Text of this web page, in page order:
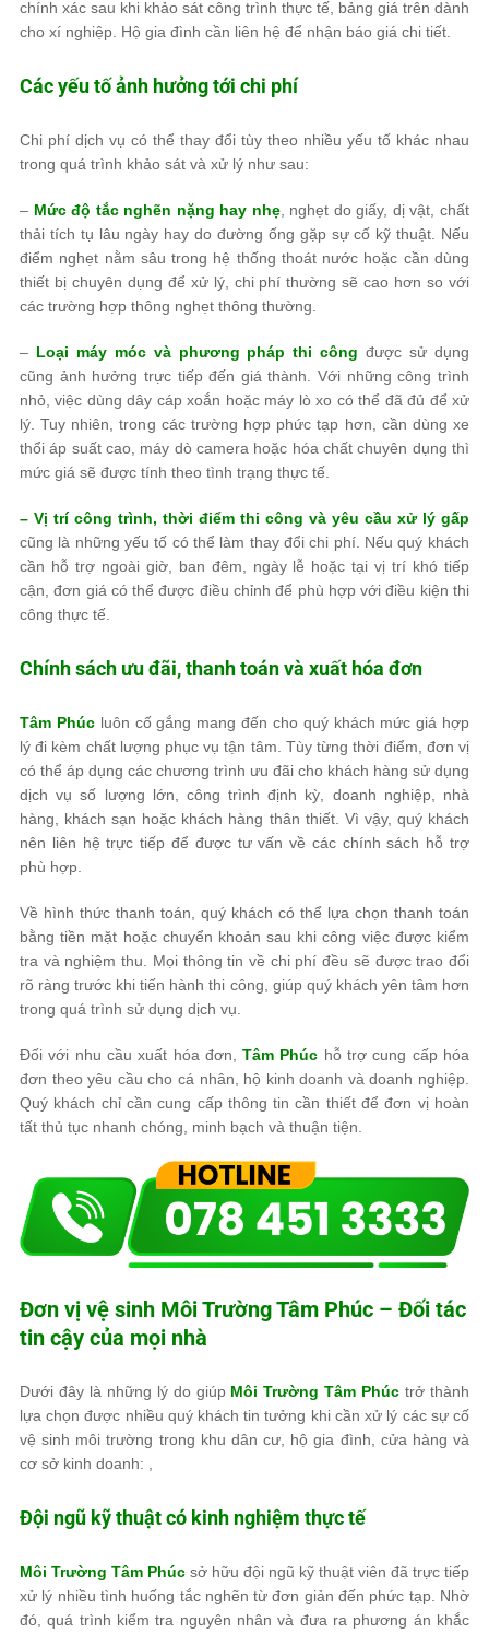
chính xác sau khi khảo sát công trình thực tế, bảng giá trên dành
cho xí nghiệp. Hộ gia đình cần liên hệ để nhận báo giá chi tiết.
Các yếu tố ảnh hưởng tới chi phí
Chi phí dịch vụ có thể thay đổi tùy theo nhiều yếu tố khác nhau
trong quá trình khảo sát và xử lý như sau:
– Mức độ tắc nghẽn nặng hay nhẹ, nghẹt do giấy, dị vật, chất
thải tích tụ lâu ngày hay do đường ống gặp sự cố kỹ thuật. Nếu
điểm nghẹt nằm sâu trong hệ thống thoát nước hoặc cần dùng
thiết bị chuyên dụng để xử lý, chi phí thường sẽ cao hơn so với
các trường hợp thông nghẹt thông thường.
– Loại máy móc và phương pháp thi công được sử dụng
cũng ảnh hưởng trực tiếp đến giá thành. Với những công trình
nhỏ, việc dùng dây cáp xoắn hoặc máy lò xo có thể đã đủ để xử
lý. Tuy nhiên, trong các trường hợp phức tạp hơn, cần dùng xe
thổi áp suất cao, máy dò camera hoặc hóa chất chuyên dụng thì
mức giá sẽ được tính theo tình trạng thực tế.
– Vị trí công trình, thời điểm thi công và yêu cầu xử lý gấp
cũng là những yếu tố có thể làm thay đổi chi phí. Nếu quý khách
cần hỗ trợ ngoài giờ, ban đêm, ngày lễ hoặc tại vị trí khó tiếp
cận, đơn giá có thể được điều chỉnh để phù hợp với điều kiện thi
công thực tế.
Chính sách ưu đãi, thanh toán và xuất hóa đơn
Tâm Phúcluôn cố gắng mang đến cho quý khách mức giá hợp
lý đi kèm chất lượng phục vụ tận tâm. Tùy từng thời điểm, đơn vị
có thể áp dụng các chương trình ưu đãi cho khách hàng sử dụng
dịch vụ số lượng lớn, công trình định kỳ, doanh nghiệp, nhà
hàng, khách sạn hoặc khách hàng thân thiết. Vì vậy, quý khách
nên liên hệ trực tiếp để được tư vấn về các chính sách hỗ trợ
phù hợp.
Về hình thức thanh toán, quý khách có thể lựa chọn thanh toán
bằng tiền mặt hoặc chuyển khoản sau khi công việc được kiểm
tra và nghiệm thu. Mọi thông tin về chi phí đều sẽ được trao đổi
rõ ràng trước khi tiến hành thi công, giúp quý khách yên tâm hơn
trong quá trình sử dụng dịch vụ.
Đối với nhu cầu xuất hóa đơn,Tâm Phúc hỗ trợ cung cấp hóa
đơn theo yêu cầu cho cá nhân, hộ kinh doanh và doanh nghiệp.
Quý khách chỉ cần cung cấp thông tin cần thiết để đơn vị hoàn
tất thủ tục nhanh chóng, minh bạch và thuận tiện.
Đơn vị vệ sinh Môi Trường Tâm Phúc – Đối tác
tin cậy của mọi nhà
Dưới đây là những lý do giúp Môi Trường Tâm Phúc trở thành
lựa chọn được nhiều quý khách tin tưởng khi cần xử lý các sự cố
vệ sinh môi trường trong khu dân cư, hộ gia đình, cửa hàng và
cơ sở kinh doanh: ,
Đội ngũ kỹ thuật có kinh nghiệm thực tế
Môi Trường Tâm Phúc sở hữu đội ngũ kỹ thuật viên đã trực tiếp
xử lý nhiều tình huống tắc nghẽn từ đơn giản đến phức tạp. Nhờ
đó, quá trình kiểm tra nguyên nhân và đưa ra phương án khắc